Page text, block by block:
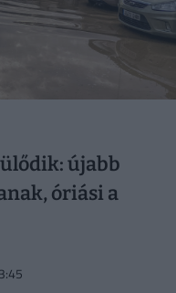
újabb
óriási a